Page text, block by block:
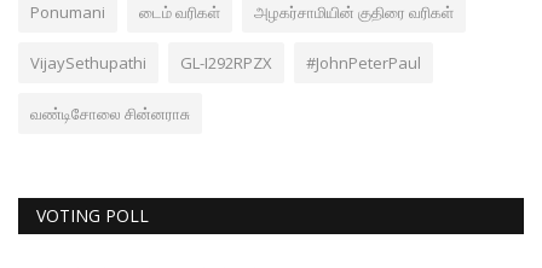
Ponumani டைம் வரிகள் அழகர்சாமியின் குதிரை வரிகள்
VijaySethupathi GL-I292RPZX #JohnPeterPaul
வண்டிசோலை சின்னராசு
VOTING POLL